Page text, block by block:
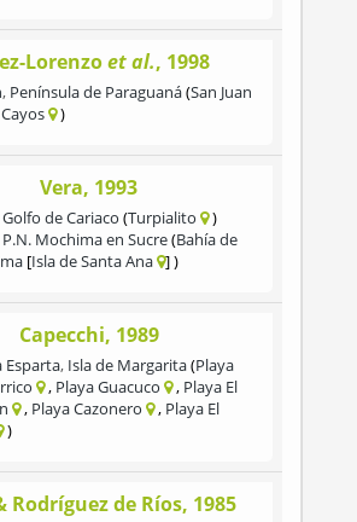
Lorenzoet al., 1998
, Península de Paraguaná San Juan
Vera, 1993
Golfo de Cariaco Turpialito
P.N. Mochima en Sucre Bahía de
Isla de Santa Ana
Capecchi, 1989
Esparta, Isla de Margarita Playa
Playa Guacuco
Playa El
Playa Cazonero
Playa El
Rodríguez de Ríos, 1985